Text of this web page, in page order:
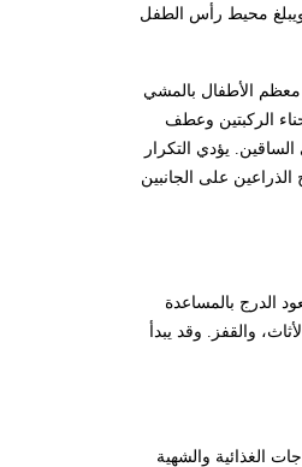
أيضاً نمو الرأس بوضوح مع استمرار التغمد بالنخاعين ويزداد محيط الرأس كذلك في السنة كلها نحو (2)سم، ويبلغ محيط رأس الطفل
معظم الأطفال بالمشي
واسعة مع انحناء الركبتين وعطف
يؤدي التكرار
على الجانبين
الدرج بالمساعدة
والقفز. وقد يبدأ
الحاجات الغذائية والشهية